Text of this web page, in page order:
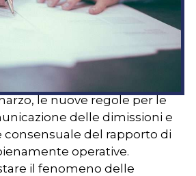
le nuove regole per le
delle dimissioni e
consensuale del rapporto di
operative.
il fenomeno delle